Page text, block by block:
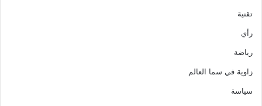
تقنية
رأي
رياضة
زاوية في سما العالم
سياسة